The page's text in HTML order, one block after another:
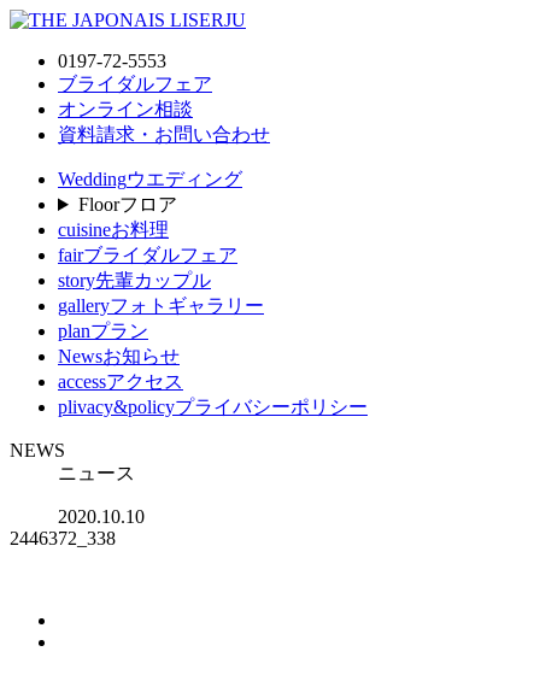
0197-72-5553
ブライダルフェア
オンライン相談
資料請求・お問い合わせ
Weddingウエディング
Floorフロア
cuisineお料理
fairブライダルフェア
story先輩カップル
galleryフォトギャラリー
planプラン
Newsお知らせ
accessアクセス
plivacy&policyプライバシーポリシー
NEWS
ニュース
2020.10.10
2446372_338